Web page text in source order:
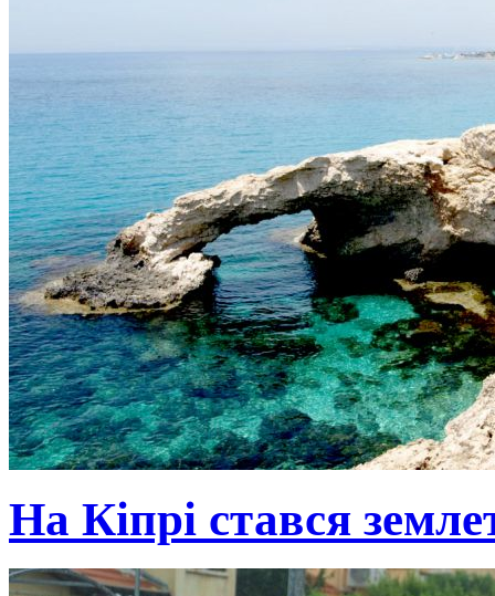
На Кіпрі стався